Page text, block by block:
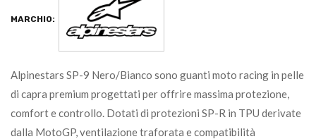
MARCHIO:
Alpinestars SP-9 Nero/Bianco sono guanti moto racing in pelle
di capra premium progettati per offrire massima protezione,
comfort e controllo. Dotati di protezioni SP-R in TPU derivate
dalla MotoGP, ventilazione traforata e compatibilità